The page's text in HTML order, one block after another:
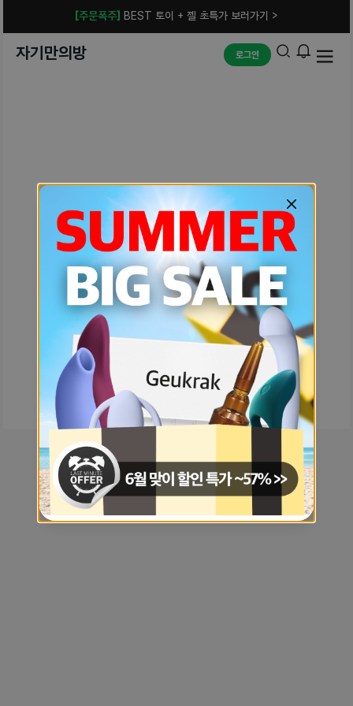
[주문폭주] BEST 토이 + 젤 초특가 보러가기 >
자기만의방 로그인
예상치 못한 에러입니다.